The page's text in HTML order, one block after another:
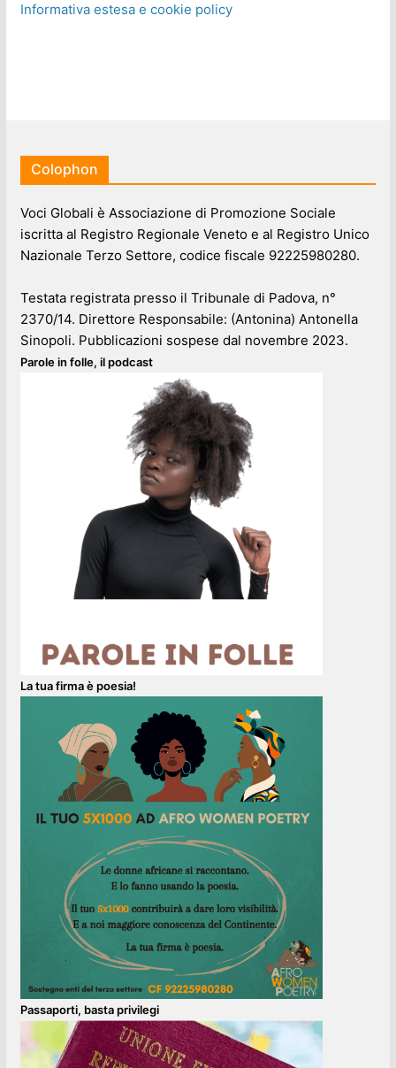
Informativa estesa e cookie policy
Colophon
Voci Globali è Associazione di Promozione Sociale
iscritta al Registro Regionale Veneto e al Registro Unico
Nazionale Terzo Settore, codice fiscale 92225980280.
Testata registrata presso il Tribunale di Padova, n°
2370/14. Direttore Responsabile: (Antonina) Antonella
Sinopoli. Pubblicazioni sospese dal novembre 2023.
Parole in folle, il podcast
La tua firma è poesia!
Passaporti, basta privilegi